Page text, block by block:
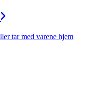
tar med varene hjem